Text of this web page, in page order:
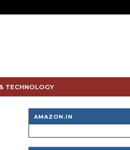
TECHNOLOGY
AMAZON.IN